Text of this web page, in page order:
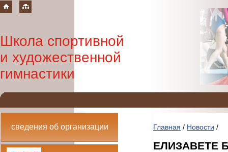
Школа спортивной
и художественной
гимнастики
сведения об организации Главная / Новости /
ЕЛИЗАВЕТЕ